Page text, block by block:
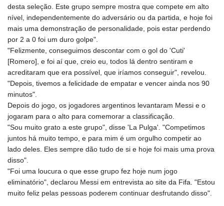
KRW 1640.600173
KWD 0.356874
KYD 0.960205
KZT 539.927945
LAK 26033.64904
LBP
103179.229954
LKR 387.028882
LRD 207.974585
LSL 18.793369
LTL 3.402947
LVL 0.697118
LYD 7.344833
MAD 10.750192
MDL 20.047704
MGA 4953.772522
MKD 61.427977
desta seleção. Este grupo sempre mostra que compete em alto
nível, independentemente do adversário ou da partida, e hoje foi
mais uma demonstração de personalidade, pois estar perdendo
por 2 a 0 foi um duro golpe".
"Felizmente, conseguimos descontar com o gol do 'Cuti'
[Romero], e foi aí que, creio eu, todos lá dentro sentiram e
acreditaram que era possível, que iríamos conseguir", revelou.
"Depois, tivemos a felicidade de empatar e vencer ainda nos 90
minutos".
Depois do jogo, os jogadores argentinos levantaram Messi e o
jogaram para o alto para comemorar a classificação.
"Sou muito grato a este grupo", disse 'La Pulga'. "Competimos
juntos há muito tempo, e para mim é um orgulho competir ao
lado deles. Eles sempre dão tudo de si e hoje foi mais uma prova
disso".
"Foi uma loucura o que esse grupo fez hoje num jogo
eliminatório", declarou Messi em entrevista ao site da Fifa. "Estou
muito feliz pelas pessoas poderem continuar desfrutando disso".